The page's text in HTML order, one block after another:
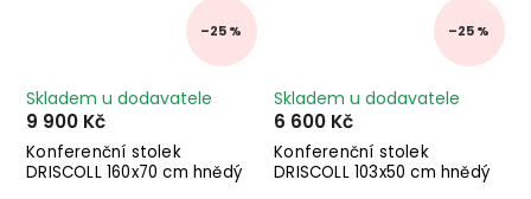
–25 %
Konferenční stolek
DRISCOLL 160x70 cm hnědý
Skladem u dodavatele
9 900 Kč
–25 %
Konferenční stolek
DRISCOLL 103x50 cm hnědý
Skladem u dodavatele
6 600 Kč